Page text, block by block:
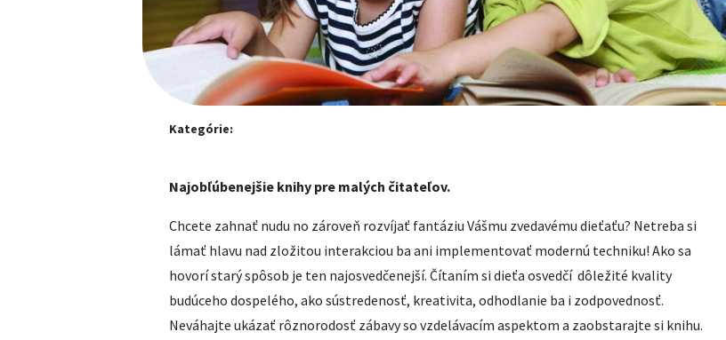
Kategórie:
Najobľúbenejšie knihy pre malých čitateľov.
Chcete zahnať nudu no zároveň rozvíjať fantáziu Vášmu zvedavému dieťaťu? Netreba si
lámať hlavu nad zložitou interakciou ba ani implementovať modernú techniku! Ako sa
hovorí starý spôsob je ten najosvedčenejší. Čítaním si dieťa osvedčí dôležité kvality
budúceho dospelého, ako sústredenosť, kreativita, odhodlanie ba i zodpovednosť.
Neváhajte ukázať rôznorodosť zábavy so vzdelávacím aspektom a zaobstarajte si knihu.